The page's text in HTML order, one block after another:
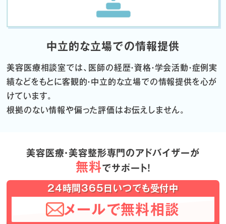
中立的な立場での情報提供
美容医療相談室では、医師の経歴・資格・学会活動・症例実
績などをもとに客観的・中立的な立場での情報提供を心が
けています。
根拠のない情報や偏った評価はお伝えしません。
美容医療・美容整形専門のアドバイザーが
無料でサポート！
24時間365日いつでも受付中
メールで無料相談